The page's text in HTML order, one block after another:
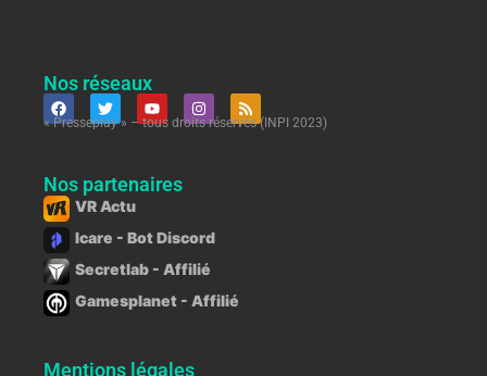
Nos réseaux
« Presseplay » – tous droits réservés (INPI 2023)
Nos partenaires
VR Actu
Icare - Bot Discord
Secretlab - Affilié
Gamesplanet - Affilié
Mentions légales